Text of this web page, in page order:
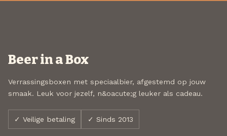
Beer in a Box
Verrassingsboxen met speciaalbier, afgestemd op jouw
smaak. Leuk voor jezelf, n&oacute;g leuker als cadeau.
✓ Veilige betaling ✓ Sinds 2013